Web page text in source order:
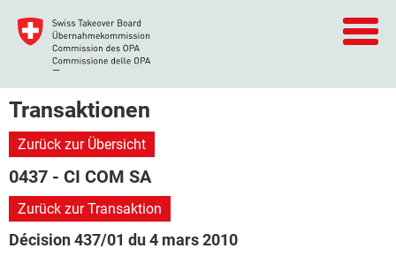
Transaktionen
Zurück zur Übersicht
0437 - CI COM SA
Zurück zur Transaktion
Décision 437/01 du 4 mars 2010